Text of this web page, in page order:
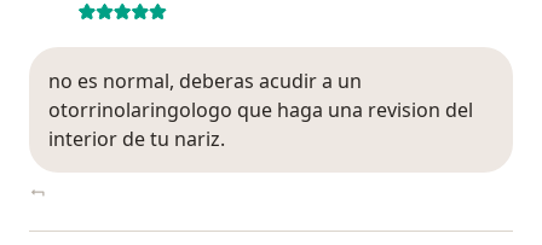
no es normal, deberas acudir a un
otorrinolaringologo que haga una revision del
interior de tu nariz.